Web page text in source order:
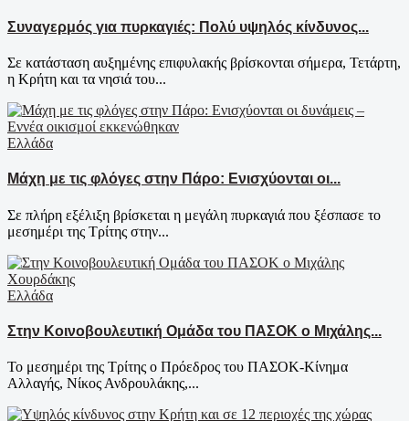
Συναγερμός για πυρκαγιές: Πολύ υψηλός κίνδυνος...
Σε κατάσταση αυξημένης επιφυλακής βρίσκονται σήμερα, Τετάρτη,
η Κρήτη και τα νησιά του...
Ελλάδα
Μάχη με τις φλόγες στην Πάρο: Ενισχύονται οι...
Σε πλήρη εξέλιξη βρίσκεται η μεγάλη πυρκαγιά που ξέσπασε το
μεσημέρι της Τρίτης στην...
Ελλάδα
Στην Κοινοβουλευτική Ομάδα του ΠΑΣΟΚ ο Μιχάλης...
Το μεσημέρι της Τρίτης ο Πρόεδρος του ΠΑΣΟΚ-Κίνημα
Αλλαγής, Νίκος Ανδρουλάκης,...